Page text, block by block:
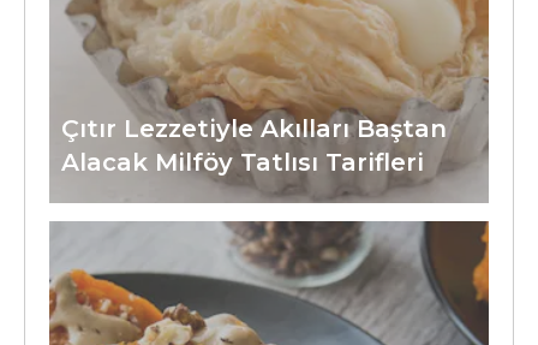
Çıtır Lezzetiyle Akılları Baştan
Alacak Milföy Tatlısı Tarifleri